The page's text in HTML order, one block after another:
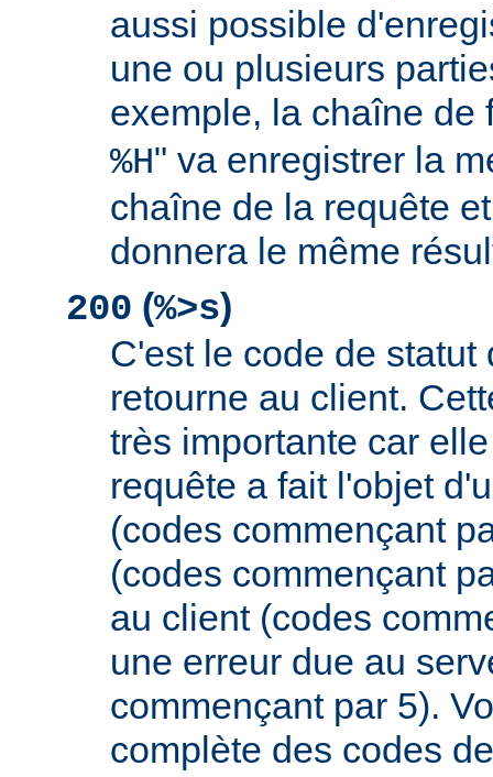
aussi possible
une ou plusieurs
exemple, la chaîne de
%H" va enregistrer la
chaîne de la requête
donnera le même
200 (%>s)
C'est le code de statut
retourne au client.
très importante car
requête a fait l'objet
(codes commençant
(codes commençant
au client (codes
une erreur due au
commençant par 5).
complète des codes